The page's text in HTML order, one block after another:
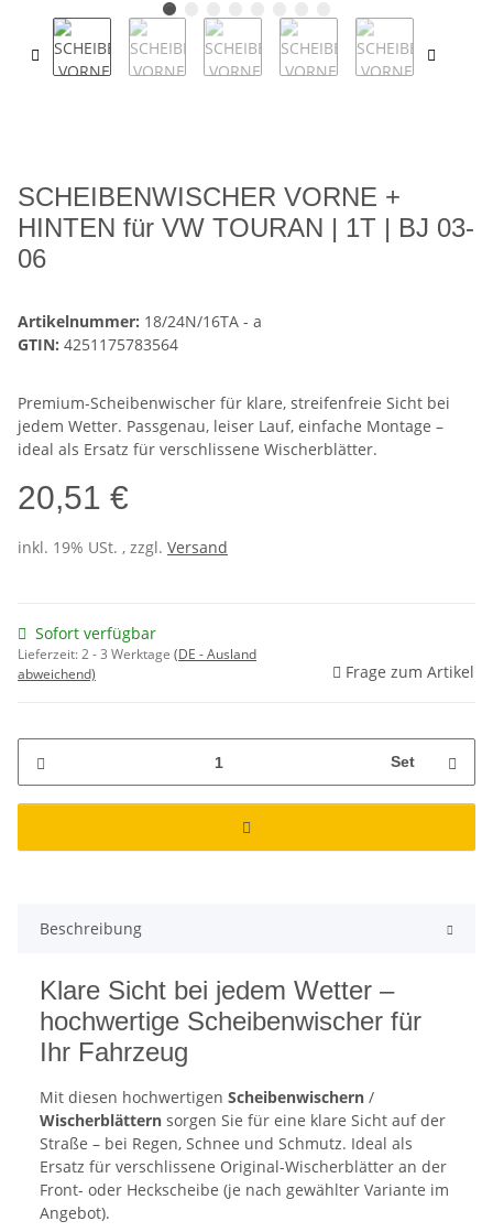
SCHEIBENWISCHER VORNE +
HINTEN für VW TOURAN | 1T | BJ 03-
06
Artikelnummer: 18/24N/16TA - a
GTIN: 4251175783564
Premium-Scheibenwischer für klare, streifenfreie Sicht bei
jedem Wetter. Passgenau, leiser Lauf, einfache Montage –
ideal als Ersatz für verschlissene Wischerblätter.
20,51 €
inkl. 19% USt. , zzgl. Versand
Sofort verfügbar
Lieferzeit:2 - 3 Werktage (DE - Ausland
abweichend)
Frage zum Artikel
Set
Beschreibung
Klare Sicht bei jedem Wetter –
hochwertige Scheibenwischer für
Ihr Fahrzeug
Mit diesen hochwertigen Scheibenwischern /
Wischerblättern sorgen Sie für eine klare Sicht auf der
Straße – bei Regen, Schnee und Schmutz. Ideal als
Ersatz für verschlissene Original-Wischerblätter an der
Front- oder Heckscheibe (je nach gewählter Variante im
Angebot).